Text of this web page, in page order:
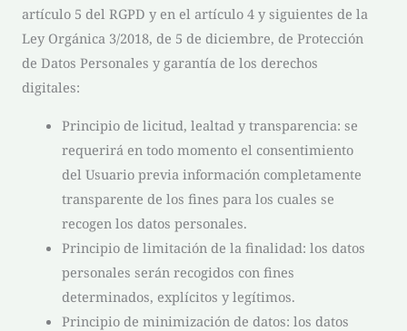
artículo 5 del RGPD y en el artículo 4 y siguientes de la
Ley Orgánica 3/2018, de 5 de diciembre, de Protección
de Datos Personales y garantía de los derechos
digitales:
Principio de licitud, lealtad y transparencia: se
requerirá en todo momento el consentimiento
del Usuario previa información completamente
transparente de los fines para los cuales se
recogen los datos personales.
Principio de limitación de la finalidad: los datos
personales serán recogidos con fines
determinados, explícitos y legítimos.
Principio de minimización de datos: los datos